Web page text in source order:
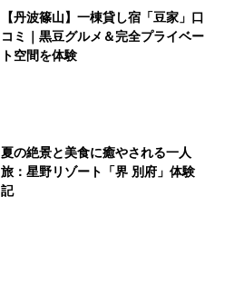
【丹波篠山】一棟貸し宿「豆家」口
コミ｜黒豆グルメ＆完全プライベー
ト空間を体験
夏の絶景と美食に癒やされる一人
旅：星野リゾート「界 別府」体験
記